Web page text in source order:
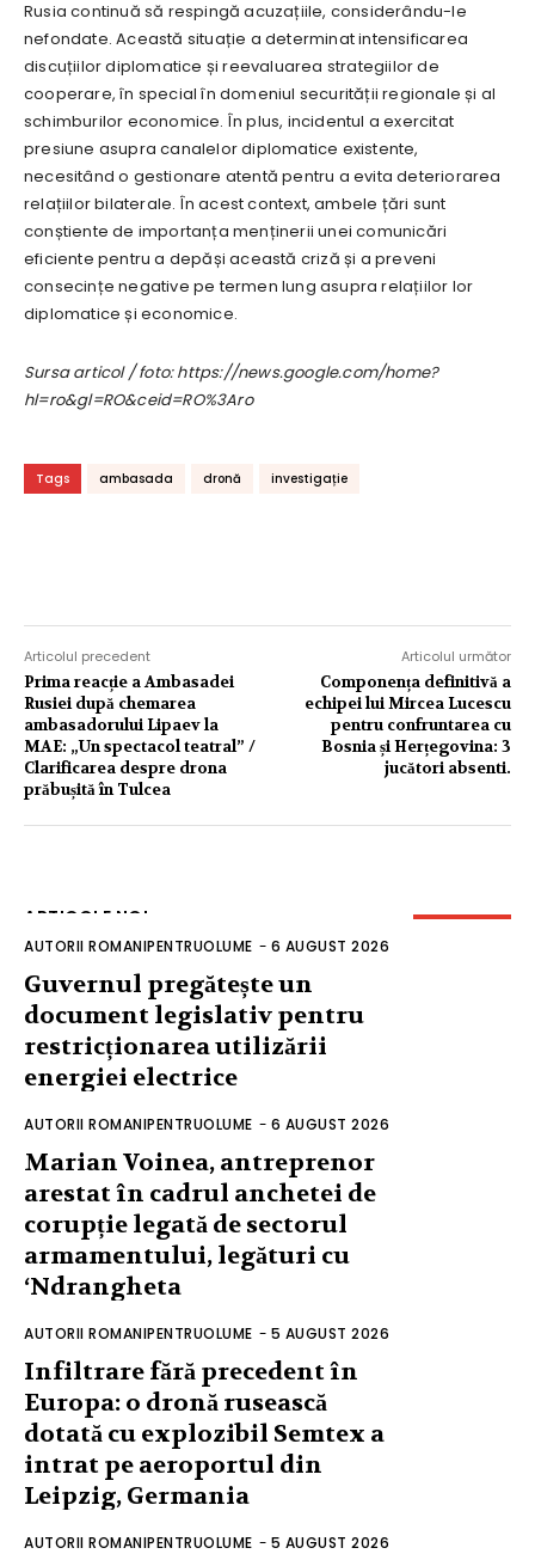
Rusia continuă să respingă acuzațiile, considerându-le
nefondate. Această situație a determinat intensificarea
discuțiilor diplomatice și reevaluarea strategiilor de
cooperare, în special în domeniul securității regionale și al
schimburilor economice. În plus, incidentul a exercitat
presiune asupra canalelor diplomatice existente,
necesitând o gestionare atentă pentru a evita deteriorarea
relațiilor bilaterale. În acest context, ambele țări sunt
conștiente de importanța menținerii unei comunicări
eficiente pentru a depăși această criză și a preveni
consecințe negative pe termen lung asupra relațiilor lor
diplomatice și economice.
Sursa articol / foto: https://news.google.com/home?
hl=ro&gl=RO&ceid=RO%3Aro
Tags ambasada dronă investigație
Articolul precedent
Prima reacție a Ambasadei
Rusiei după chemarea
ambasadorului Lipaev la
MAE: „Un spectacol teatral” /
Clarificarea despre drona
prăbușită în Tulcea
Articolul următor
Componența definitivă a
echipei lui Mircea Lucescu
pentru confruntarea cu
Bosnia și Herțegovina: 3
jucători absenti.
ARTICOLE NOI
AUTORII ROMANIPENTRUOLUME - 6 AUGUST 2026
Guvernul pregătește un
document legislativ pentru
restricționarea utilizării
energiei electrice
AUTORII ROMANIPENTRUOLUME - 6 AUGUST 2026
Marian Voinea, antreprenor
arestat în cadrul anchetei de
corupție legată de sectorul
armamentului, legături cu
‘Ndrangheta
AUTORII ROMANIPENTRUOLUME - 5 AUGUST 2026
Infiltrare fără precedent în
Europa: o dronă rusească
dotată cu explozibil Semtex a
intrat pe aeroportul din
Leipzig, Germania
AUTORII ROMANIPENTRUOLUME - 5 AUGUST 2026